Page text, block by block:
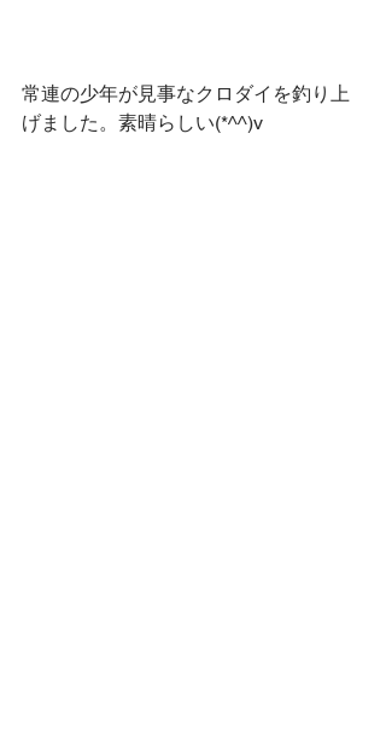
常連の少年が見事なクロダイを釣り上
げました。素晴らしい(*^^)v